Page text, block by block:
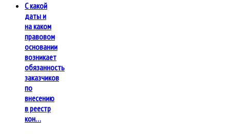
С какой
даты и
на каком
правовом
основании
возникает
обязанность
заказчиков
по
внесению
в реестр
кон…